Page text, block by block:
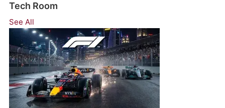
Tech Room
See All